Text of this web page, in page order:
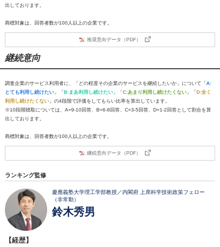
出しております。
商標対象は、回答者数が100人以上の企業です。
推奨意向データ（PDF）
継続意向
調査企業のサービス利用者に、「どの程度その企業のサービスを継続したいか」について「A:
とても利用し続けたい 」「B:まあ利用し続けたい 」「C:あまり利用し続けたくない 」「D:全く
利用し続けたくない 」の4段階で評価をしてもらい比率を算出しています。
※10段階聴取については、A=9-10回答、B=6-8回答、C=3-5回答、D=1-2回答として割合を算
出しております。
商標対象は、回答者数が100人以上の企業です。
継続意向データ（PDF）
ランキング監修
慶應義塾大学理工学部教授／内閣府 上席科学技術政策フェロー
（非常勤）
鈴木秀男
【経歴】